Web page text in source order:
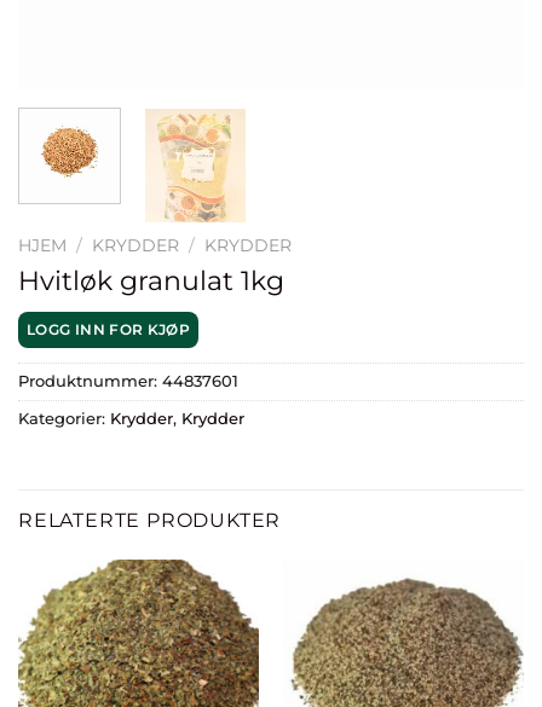
HJEM / KRYDDER / KRYDDER
Hvitløk granulat 1kg
LOGG INN FOR KJØP
Produktnummer: 44837601
Kategorier: Krydder, Krydder
RELATERTE PRODUKTER